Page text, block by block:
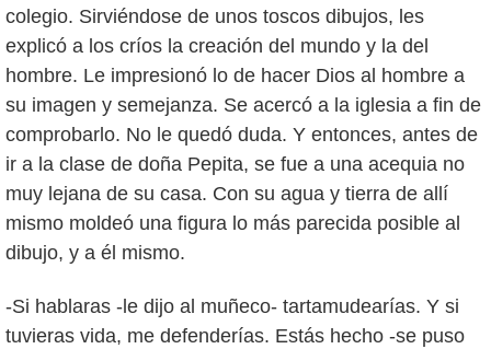
colegio. Sirviéndose de unos toscos dibujos, les
explicó a los críos la creación del mundo y la del
hombre. Le impresionó lo de hacer Dios al hombre a
su imagen y semejanza. Se acercó a la iglesia a fin de
comprobarlo. No le quedó duda. Y entonces, antes de
ir a la clase de doña Pepita, se fue a una acequia no
muy lejana de su casa. Con su agua y tierra de allí
mismo moldeó una figura lo más parecida posible al
dibujo, y a él mismo.
-Si hablaras -le dijo al muñeco- tartamudearías. Y si
tuvieras vida, me defenderías. Estás hecho -se puso